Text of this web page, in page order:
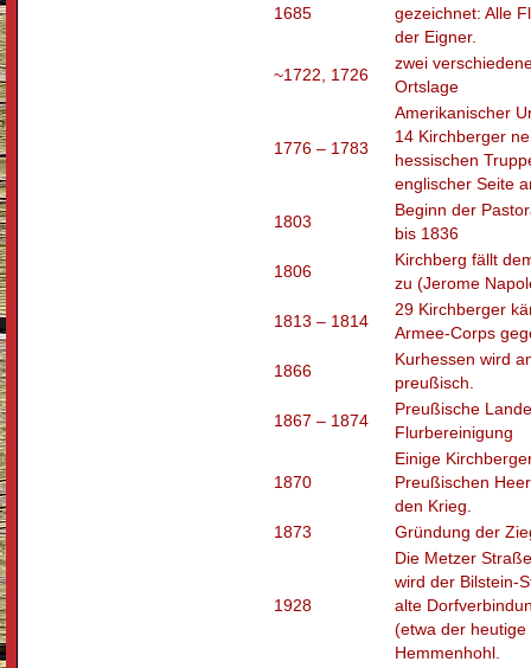
1685
gezeichnet: Alle
der Eigner.
~1722, 1726
zwei
Ortslage
1776 – 1783
Amerikanischer
14 Kirchberger
hessischen
englischer Seite
1803
Beginn der
bis 1836
1806
Kirchberg fällt
zu (Jerome
1813 – 1814
29 Kirchberger
Armee-Corps
1866
Kurhessen wird
preußisch.
1867 – 1874
Preußische
Flurbereinigung
1870
Einige
Preußischen
den Krieg.
1873
Gründung der
1928
Die Metzer
wird der Bilstein-
alte
(etwa der heutige
Hemmenhohl.